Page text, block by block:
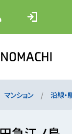
マンション 沿線・